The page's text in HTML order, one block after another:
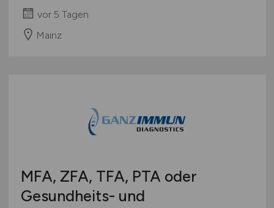
vor 5 Tagen
Mainz
MFA, ZFA, TFA, PTA oder
Gesundheits- und